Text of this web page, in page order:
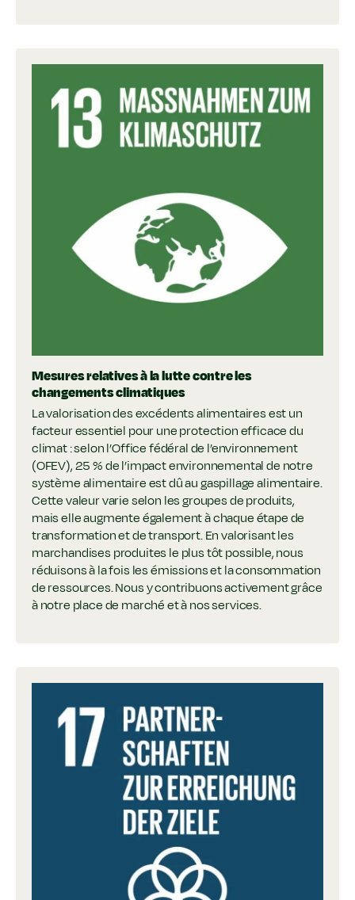
Mesures relatives à la lutte contre les
changements climatiques
La valorisation des excédents alimentaires est un
facteur essentiel pour une protection efficace du
climat : selon l’Office fédéral de l’environnement
(OFEV), 25 % de l’impact environnemental de notre
système alimentaire est dû au gaspillage alimentaire.
Cette valeur varie selon les groupes de produits,
mais elle augmente également à chaque étape de
transformation et de transport. En valorisant les
marchandises produites le plus tôt possible, nous
réduisons à la fois les émissions et la consommation
de ressources. Nous y contribuons activement grâce
à notre place de marché et à nos services.